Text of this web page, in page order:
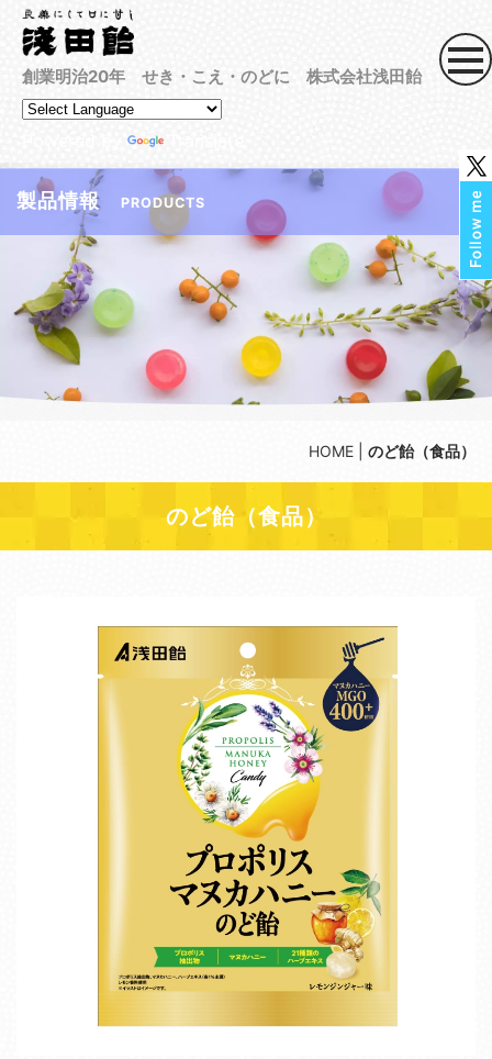
創業明治20年 せき・こえ・のどに 株式会社浅田飴
製品情報 PRODUCTS
HOME のど飴（食品）
のど飴（食品）